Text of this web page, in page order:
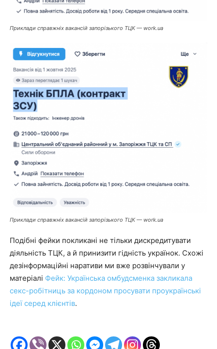
Приклади справжніх вакансій запорізького ТЦК — work.ua
Приклади справжніх вакансій запорізького ТЦК — work.ua
Подібні фейки покликані не тільки дискредитувати
діяльність ТЦК, а й принизити гідність українок. Схожі
дезінформаційні наративи ми вже розвінчували у
матеріалі Фейк: Українська омбудсменка закликала
секс-робітниць за кордоном просувати проукраїнські
ідеї серед клієнтів.